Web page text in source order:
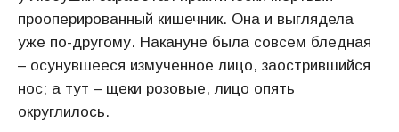
прооперированный кишечник. Она и выглядела
уже по-другому. Накануне была совсем бледная
– осунувшееся измученное лицо, заострившийся
нос; а тут – щеки розовые, лицо опять
округлилось.